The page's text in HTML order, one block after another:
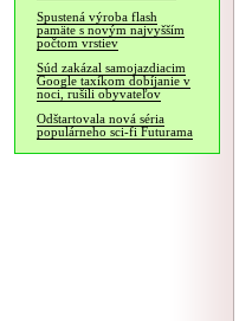
Spustená výroba flash
pamäte s novým najvyšším
počtom vrstiev
Súd zakázal samojazdiacim
Google taxíkom dobíjanie v
noci, rušili obyvateľov
Odštartovala nová séria
populárneho sci-fi Futurama